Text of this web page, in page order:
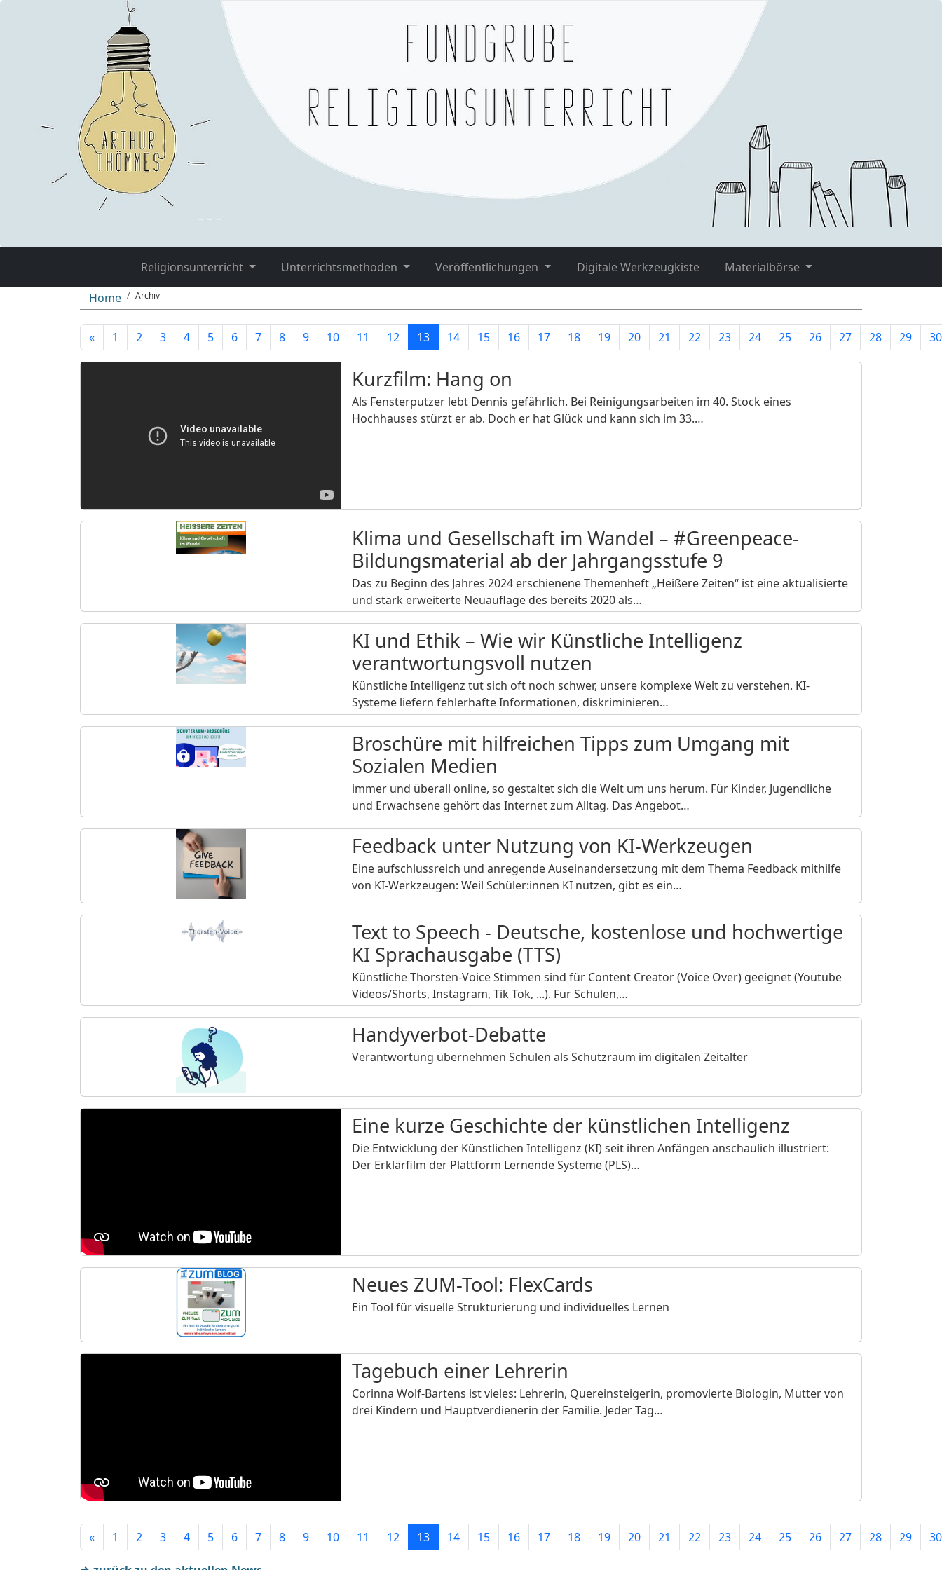
Religionsunterricht Unterrichtsmethoden Veröffentlichungen Digitale Werkzeugkiste
Materialbörse
Home
Archiv
« 1 2 3 4 5 6 7 8 9 10 11 12 13 14 15 16 17 18 19 20 21 22 23 24 25 26 27 28 29 30
Kurzfilm: Hang on
Als Fensterputzer lebt Dennis gefährlich. Bei Reinigungsarbeiten im 40. Stock eines
Hochhauses stürzt er ab. Doch er hat Glück und kann sich im 33.…
Klima und Gesellschaft im Wandel – #Greenpeace-
Bildungsmaterial ab der Jahrgangsstufe 9
Das zu Beginn des Jahres 2024 erschienene Themenheft „Heißere Zeiten“ ist eine aktualisierte
und stark erweiterte Neuauflage des bereits 2020 als…
KI und Ethik – Wie wir Künstliche Intelligenz
verantwortungsvoll nutzen
Künstliche Intelligenz tut sich oft noch schwer, unsere komplexe Welt zu verstehen. KI-
Systeme liefern fehlerhafte Informationen, diskriminieren…
Broschüre mit hilfreichen Tipps zum Umgang mit
Sozialen Medien
immer und überall online, so gestaltet sich die Welt um uns herum. Für Kinder, Jugendliche
und Erwachsene gehört das Internet zum Alltag. Das Angebot…
Feedback unter Nutzung von KI-Werkzeugen
Eine aufschlussreich und anregende Auseinandersetzung mit dem Thema Feedback mithilfe
von KI-Werkzeugen: Weil Schüler:innen KI nutzen, gibt es ein…
Text to Speech - Deutsche, kostenlose und hochwertige
KI Sprachausgabe (TTS)
Künstliche Thorsten-Voice Stimmen sind für Content Creator (Voice Over) geeignet (Youtube
Videos/Shorts, Instagram, Tik Tok, ...). Für Schulen,…
Handyverbot-Debatte
Verantwortung übernehmen Schulen als Schutzraum im digitalen Zeitalter
Eine kurze Geschichte der künstlichen Intelligenz
Die Entwicklung der Künstlichen Intelligenz (KI) seit ihren Anfängen anschaulich illustriert:
Der Erklärfilm der Plattform Lernende Systeme (PLS)…
Neues ZUM-Tool: FlexCards
Ein Tool für visuelle Strukturierung und individuelles Lernen
Tagebuch einer Lehrerin
Corinna Wolf-Bartens ist vieles: Lehrerin, Quereinsteigerin, promovierte Biologin, Mutter von
drei Kindern und Hauptverdienerin der Familie. Jeder Tag…
« 1 2 3 4 5 6 7 8 9 10 11 12 13 14 15 16 17 18 19 20 21 22 23 24 25 26 27 28 29 30